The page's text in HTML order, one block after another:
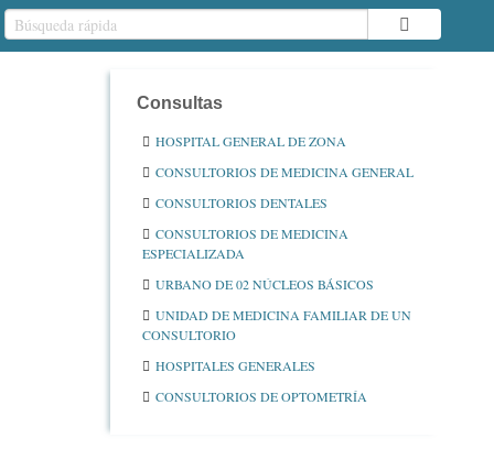
Consultas
HOSPITAL GENERAL DE ZONA
CONSULTORIOS DE MEDICINA GENERAL
CONSULTORIOS DENTALES
CONSULTORIOS DE MEDICINA
ESPECIALIZADA
URBANO DE 02 NÚCLEOS BÁSICOS
UNIDAD DE MEDICINA FAMILIAR DE UN
CONSULTORIO
HOSPITALES GENERALES
CONSULTORIOS DE OPTOMETRÍA